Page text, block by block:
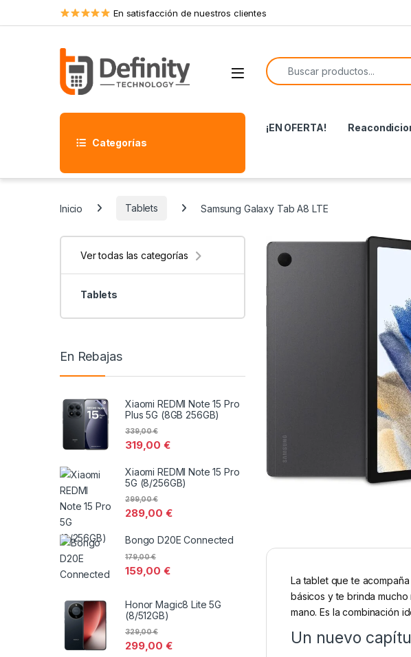
Skip to navigation
Skip to content En satisfacción de nuestros clientes
Open
Search for:
Categorías
¡EN OFERTA!
Inicio Tablets Samsung Galaxy Tab A8 LTE
La tablet que te
básicos y te brinda
mano. Es la combinación
Un nuevo
Ver todas las categorías
Tablets
En Rebajas
Xiaomi REDMI Note 15 Pro
Plus 5G (8GB 256GB)
319,00€
339,00€
Xiaomi REDMI Note 15 Pro
5G (8/256GB)
289,00€
299,00€
Bongo D20E Connected
159,00€
179,00€
Honor Magic8 Lite 5G
(8/512GB)
299,00€
329,00€